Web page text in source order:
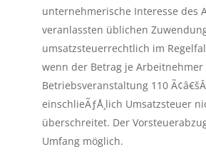
unternehmerische Interesse des
veranlassten üblichen
umsatzsteuerrechtlich im
wenn der Betrag je Arbeitnehmer
Betriebsveranstaltung 110
einschlieÃƒÅ¸lich Umsatzsteuer
überschreitet. Der
Umfang möglich.